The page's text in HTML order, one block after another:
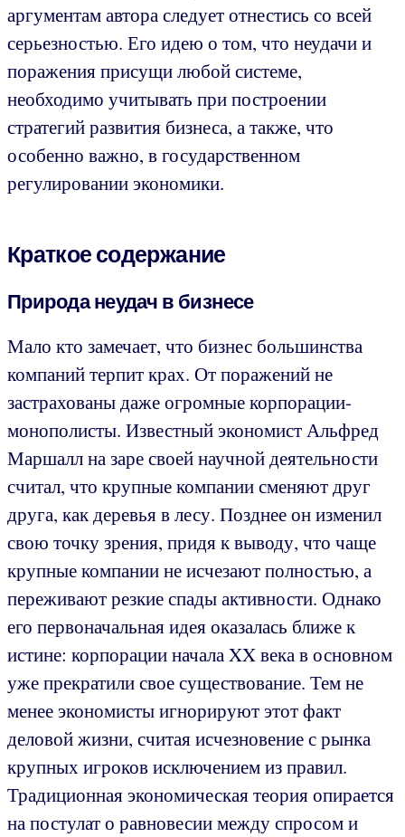
аргументам автора следует отнестись со всей
серьезностью. Его идею о том, что неудачи и
поражения присущи любой системе,
необходимо учитывать при построении
стратегий развития бизнеса, а также, что
особенно важно, в государственном
регулировании экономики.
Краткое содержание
Природа неудач в бизнесе
Мало кто замечает, что бизнес большинства
компаний терпит крах. От поражений не
застрахованы даже огромные корпорации-
монополисты. Известный экономист Альфред
Маршалл на заре своей научной деятельности
считал, что крупные компании сменяют друг
друга, как деревья в лесу. Позднее он изменил
свою точку зрения, придя к выводу, что чаще
крупные компании не исчезают полностью, а
переживают резкие спады активности. Однако
его первоначальная идея оказалась ближе к
истине: корпорации начала XX века в основном
уже прекратили свое существование. Тем не
менее экономисты игнорируют этот факт
деловой жизни, считая исчезновение с рынка
крупных игроков исключением из правил.
Традиционная экономическая теория опирается
на постулат о равновесии между спросом и